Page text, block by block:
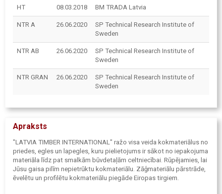
HT 08.03.2018 BM TRADA Latvia
NTR A 26.06.2020
SP Technical Research Institute of
Sweden
NTR AB 26.06.2020
SP Technical Research Institute of
Sweden
NTR GRAN 26.06.2020
SP Technical Research Institute of
Sweden
Apraksts
"LATVIA TIMBER INTERNATIONAL" ražo visa veida kokmateriālus no
priedes, egles un lapegles, kuru pielietojums ir sākot no iepakojuma
materiāla līdz pat smalkām būvdetaļām celtniecībai. Rūpējamies, lai
Jūsu gaisa pilīm nepietrūktu kokmateriālu. Zāģmateriālu pārstrāde,
ēvelētu un profilētu kokmateriālu piegāde Eiropas tirgiem.